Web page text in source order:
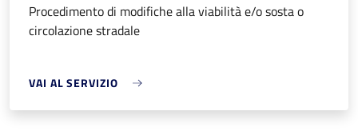
Procedimento di modifiche alla viabilità e/o sosta o
circolazione stradale
VAI AL SERVIZIO